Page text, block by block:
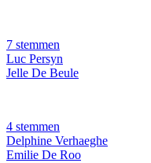
7 stemmen
Luc Persyn
Jelle De Beule
4 stemmen
Delphine Verhaeghe
Emilie De Roo